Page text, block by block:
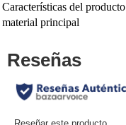
Características del producto
material principal